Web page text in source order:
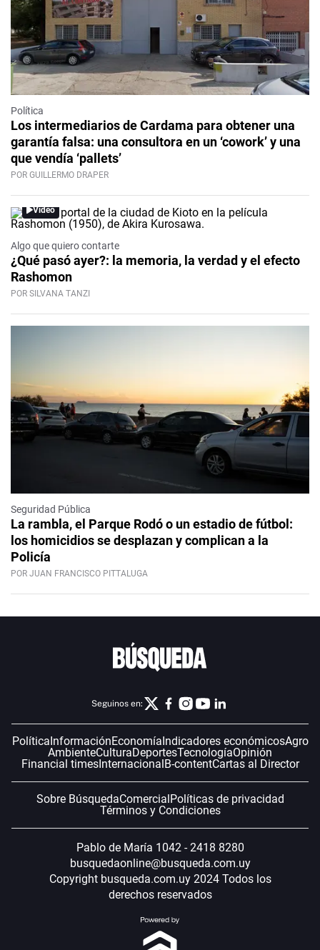
Política
Los intermediarios de Cardama para obtener una
garantía falsa: una consultora en un ‘cowork’ y una
que vendía ‘pallets’
POR GUILLERMO DRAPER
Video
Algo que quiero contarte
¿Qué pasó ayer?: la memoria, la verdad y el efecto
Rashomon
POR SILVANA TANZI
Seguridad Pública
La rambla, el Parque Rodó o un estadio de fútbol:
los homicidios se desplazan y complican a la
Policía
POR JUAN FRANCISCO PITTALUGA
Seguinos en:
PolíticaInformaciónEconomíaIndicadores económicosAgro
AmbienteCulturaDeportesTecnologíaOpinión
Financial timesInternacionalB-contentCartas al Director
Sobre BúsquedaComercialPolíticas de privacidad
Términos y Condiciones
Pablo de María 1042 - 2418 8280
busquedaonline@busqueda.com.uy
Copyright busqueda.com.uy 2024 Todos los
derechos reservados